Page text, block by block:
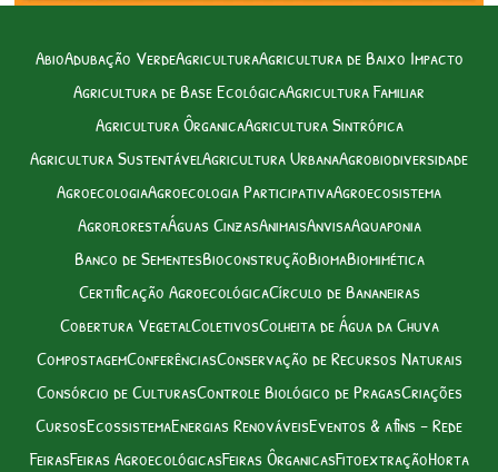
AbioAdubação VerdeAgriculturaAgricultura de Baixo Impacto
Agricultura de Base EcológicaAgricultura Familiar
Agricultura ÔrganicaAgricultura Sintrópica
Agricultura SustentávelAgricultura UrbanaAgrobiodiversidade
AgroecologiaAgroecologia ParticipativaAgroecosistema
AgroflorestaÁguas CinzasAnimaisAnvisaAquaponia
Banco de SementesBioconstruçãoBiomaBiomimética
Certificação AgroecológicaCírculo de Bananeiras
Cobertura VegetalColetivosColheita de Água da Chuva
CompostagemConferênciasConservação de Recursos Naturais
Consórcio de CulturasControle Biológico de PragasCriações
CursosEcossistemaEnergias RenováveisEventos & afins – Rede
FeirasFeiras AgroecológicasFeiras ÔrganicasFitoextraçãoHorta